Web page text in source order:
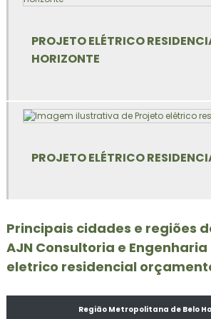
Empresa de escada rolante
Empresa de pcmso
Empresa de plataforma elevatória
Empresa de projeto elétrico bh
Empresa que elabora pgr
PROJETO ELÉTRICO
HORIZONTE
PROJETO ELÉTRICO
Principais cidades e regiões
AJN Consultoria e
eletrico residencial
Região Metropolitana de Belo